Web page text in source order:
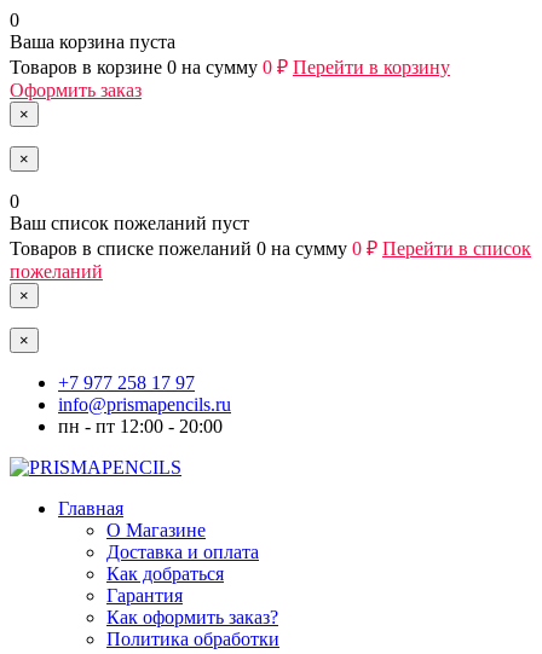
0
Ваша корзина пуста
Товаров в корзине 0 на сумму 0 ₽ Перейти в корзину
Оформить заказ
×
×
0
Ваш список пожеланий пуст
Товаров в списке пожеланий 0 на сумму 0 ₽ Перейти в список
пожеланий
×
×
+7 977 258 17 97
info@prismapencils.ru
пн - пт 12:00 - 20:00
Главная
О Магазине
Доставка и оплата
Как добраться
Гарантия
Как оформить заказ?
Политика обработки